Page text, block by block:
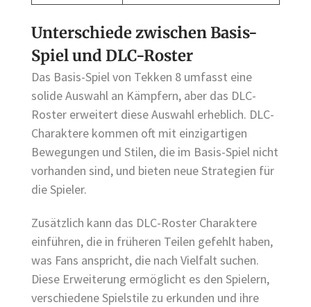
Unterschiede zwischen Basis-
Spiel und DLC-Roster
Das Basis-Spiel von Tekken 8 umfasst eine
solide Auswahl an Kämpfern, aber das DLC-
Roster erweitert diese Auswahl erheblich. DLC-
Charaktere kommen oft mit einzigartigen
Bewegungen und Stilen, die im Basis-Spiel nicht
vorhanden sind, und bieten neue Strategien für
die Spieler.
Zusätzlich kann das DLC-Roster Charaktere
einführen, die in früheren Teilen gefehlt haben,
was Fans anspricht, die nach Vielfalt suchen.
Diese Erweiterung ermöglicht es den Spielern,
verschiedene Spielstile zu erkunden und ihre